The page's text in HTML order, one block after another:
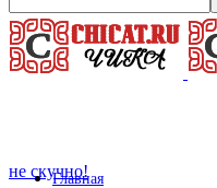
не скучно!
Главная